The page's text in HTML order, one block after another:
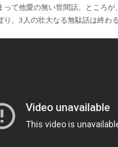
って他愛の無い世間話。ところ
り。3人の壮大なる無駄話は終わ